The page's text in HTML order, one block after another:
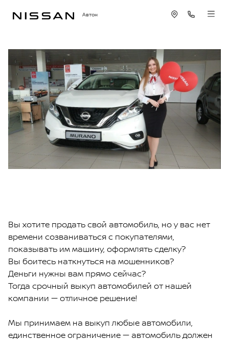
Автон
Вы хотите продать свой автомобиль, но у вас нет
времени созваниваться с покупателями,
показывать им машину, оформлять сделку?
Вы боитесь наткнуться на мошенников?
Деньги нужны вам прямо сейчас?
Тогда срочный выкуп автомобилей от нашей
компании — отличное решение!
Мы принимаем на выкуп любые автомобили,
единственное ограничение — автомобиль должен